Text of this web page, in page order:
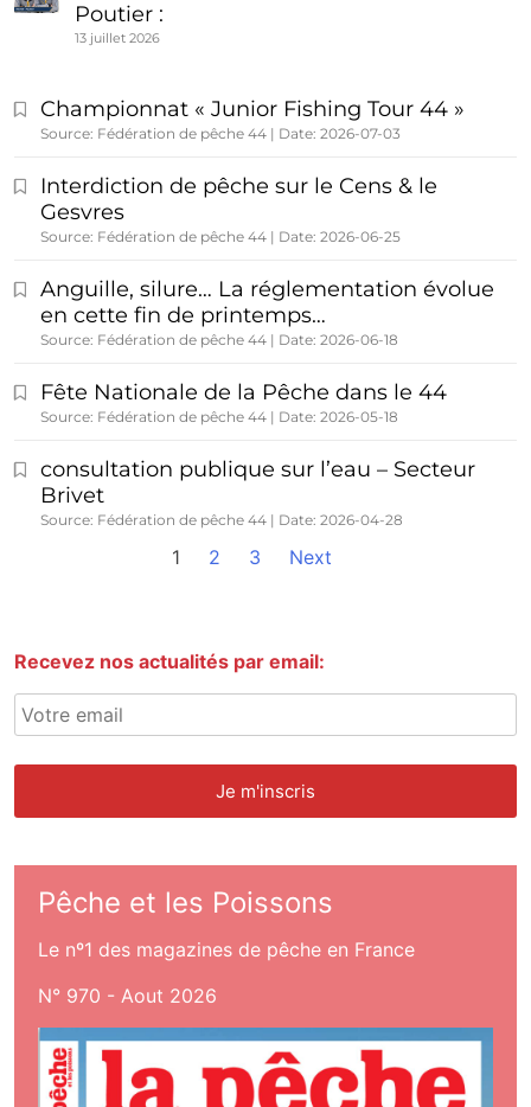
Poutier :
13 juillet 2026
Championnat « Junior Fishing Tour 44 »
Source: Fédération de pêche 44 Date: 2026-07-03
Interdiction de pêche sur le Cens & le
Gesvres
Source: Fédération de pêche 44 Date: 2026-06-25
Anguille, silure… La réglementation évolue
en cette fin de printemps…
Source: Fédération de pêche 44 Date: 2026-06-18
Fête Nationale de la Pêche dans le 44
Source: Fédération de pêche 44 Date: 2026-05-18
consultation publique sur l’eau – Secteur
Brivet
Source: Fédération de pêche 44 Date: 2026-04-28
1 2 3 Next
Recevez nos actualités par email:
Pêche et les Poissons
Le nº1 des magazines de pêche en France
N° 970 - Aout 2026